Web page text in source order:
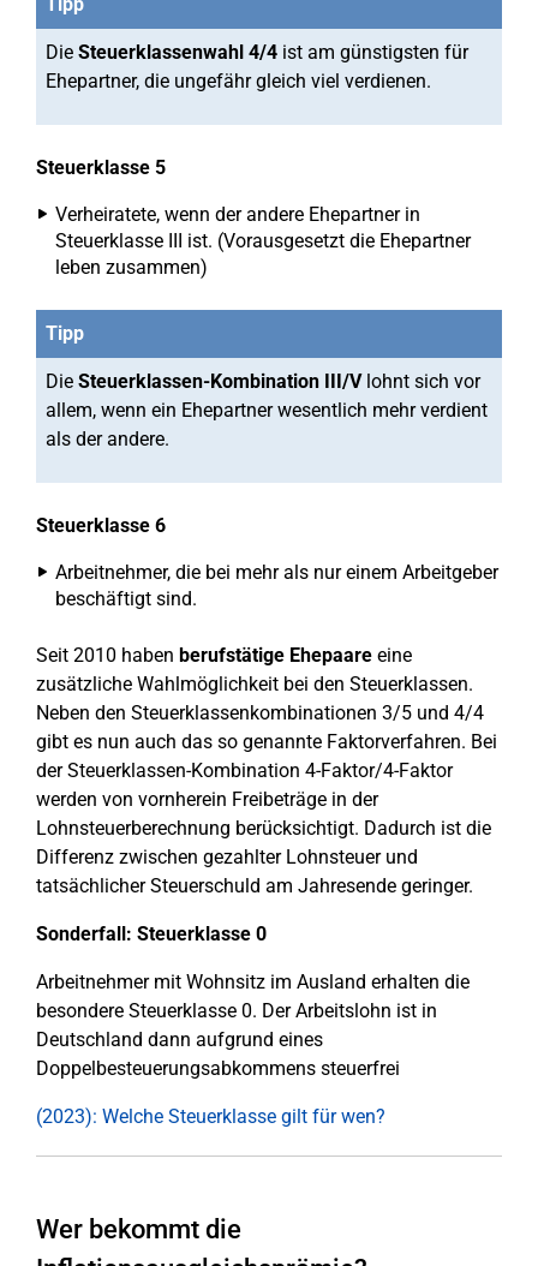
Die Steuerklassenwahl 4/4 ist am günstigsten für
Ehepartner, die ungefähr gleich viel verdienen.
Steuerklasse 5
Verheiratete, wenn der andere Ehepartner in
Steuerklasse III ist. (Vorausgesetzt die Ehepartner
leben zusammen)
Tipp
Die Steuerklassen-Kombination III/Vlohnt sich vor
allem, wenn ein Ehepartner wesentlich mehr verdient
als der andere.
Steuerklasse 6
Arbeitnehmer, die bei mehr als nur einem Arbeitgeber
beschäftigt sind.
Seit 2010 haben berufstätige Ehepaare eine
zusätzliche Wahlmöglichkeit bei den Steuerklassen.
Neben den Steuerklassenkombinationen 3/5 und 4/4
gibt es nun auch das so genannte Faktorverfahren. Bei
der Steuerklassen-Kombination 4-Faktor/4-Faktor
werden von vornherein Freibeträge in der
Lohnsteuerberechnung berücksichtigt. Dadurch ist die
Differenz zwischen gezahlter Lohnsteuer und
tatsächlicher Steuerschuld am Jahresende geringer.
Sonderfall: Steuerklasse 0
Arbeitnehmer mit Wohnsitz im Ausland erhalten die
besondere Steuerklasse 0. Der Arbeitslohn ist in
Deutschland dann aufgrund eines
Doppelbesteuerungsabkommens steuerfrei
(2023): Welche Steuerklasse gilt für wen?
Wer bekommt die